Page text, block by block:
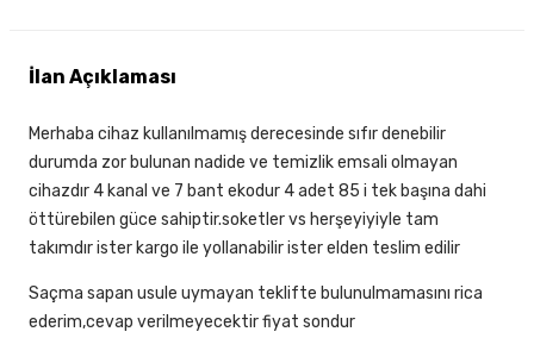
İlan Açıklaması
Merhaba cihaz kullanılmamış derecesinde sıfır denebilir
durumda zor bulunan nadide ve temizlik emsali olmayan
cihazdır 4 kanal ve 7 bant ekodur 4 adet 85 i tek başına dahi
öttürebilen güce sahiptir.soketler vs herşeyiyiyle tam
takımdır ister kargo ile yollanabilir ister elden teslim edilir
Saçma sapan usule uymayan teklifte bulunulmamasını rica
ederim,cevap verilmeyecektir fiyat sondur